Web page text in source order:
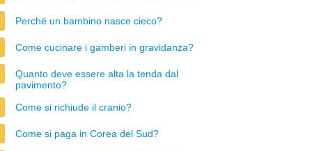
Perché un bambino nasce cieco?
Come cucinare i gamberi in gravidanza?
Quanto deve essere alta la tenda dal
pavimento?
Come si richiude il cranio?
Come si paga in Corea del Sud?